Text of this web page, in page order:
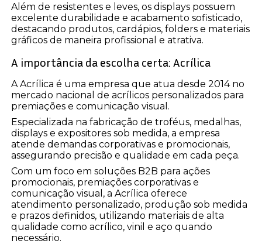
Além de resistentes e leves, os displays possuem
excelente durabilidade e acabamento sofisticado,
destacando produtos, cardápios, folders e materiais
gráficos de maneira profissional e atrativa.
A importância da escolha certa: Acrílica
A Acrílica é uma empresa que atua desde 2014 no
mercado nacional de acrílicos personalizados para
premiações e comunicação visual.
Especializada na fabricação de troféus, medalhas,
displays e expositores sob medida, a empresa
atende demandas corporativas e promocionais,
assegurando precisão e qualidade em cada peça.
Com um foco em soluções B2B para ações
promocionais, premiações corporativas e
comunicação visual, a Acrílica oferece
atendimento personalizado, produção sob medida
e prazos definidos, utilizando materiais de alta
qualidade como acrílico, vinil e aço quando
necessário.